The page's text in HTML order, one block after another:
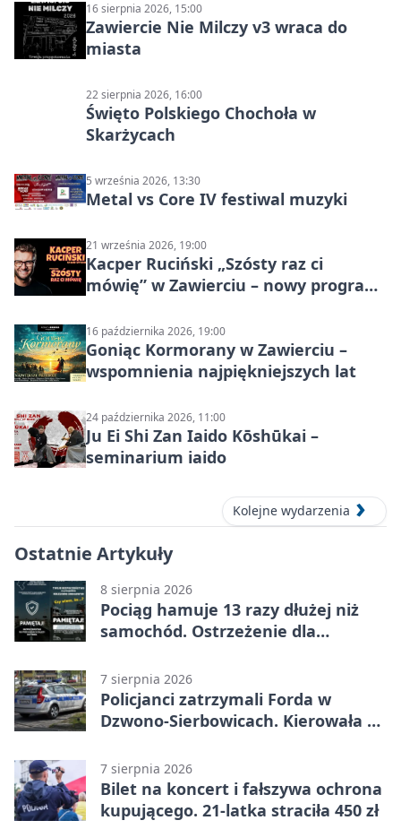
16 sierpnia 2026, 15:00
Zawiercie Nie Milczy v3 wraca do
miasta
22 sierpnia 2026, 16:00
Święto Polskiego Chochoła w
Skarżycach
5 września 2026, 13:30
Metal vs Core IV festiwal muzyki
21 września 2026, 19:00
Kacper Ruciński „Szósty raz ci
mówię” w Zawierciu – nowy program
16 października 2026, 19:00
Goniąc Kormorany w Zawierciu –
wspomnienia najpiękniejszych lat
24 października 2026, 11:00
Ju Ei Shi Zan Iaido Kōshūkai –
seminarium iaido
Kolejne wydarzenia
Ostatnie Artykuły
8 sierpnia 2026
Pociąg hamuje 13 razy dłużej niż
samochód. Ostrzeżenie dla
7 sierpnia 2026
Policjanci zatrzymali Forda w
Dzwono-Sierbowicach. Kierowała po
7 sierpnia 2026
Bilet na koncert i fałszywa ochrona
kupującego. 21-latka straciła 450 zł